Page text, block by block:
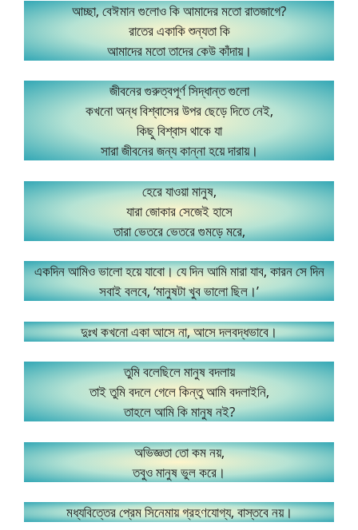
আচ্ছা, বেঈমান গুলোও কি আমাদের মতো রাতজাগে?
রাতের একাকি শুন্যতা কি
আমাদের মতো তাদের কেউ কাঁদায়।
জীবনের গুরুত্বপূর্ণ সিদ্ধান্ত গুলো
কখনো অন্ধ বিশ্বাসের উপর ছেড়ে দিতে নেই,
কিছু বিশ্বাস থাকে যা
সারা জীবনের জন্য কান্না হয়ে দারায়।
হেরে যাওয়া মানুষ,
যারা জোকার সেজেই হাসে
তারা ভেতরে ভেতরে গুমড়ে মরে,
একদিন আমিও ভালো হয়ে যাবো। যে দিন আমি মারা যাব, কারন সে দিন
সবাই বলবে, ‘মানুষটা খুব ভালো ছিল।’
দুঃখ কখনো একা আসে না, আসে দলবদ্ধভাবে।
তুমি বলেছিলে মানুষ বদলায়
তাই তুমি বদলে গেলে কিন্তু আমি বদলাইনি,
তাহলে আমি কি মানুষ নই?
অভিজ্ঞতা তো কম নয়,
তবুও মানুষ ভুল করে।
মধ্যবিত্তের প্রেম সিনেমায় গ্রহণযোগ্য, বাস্তবে নয়।